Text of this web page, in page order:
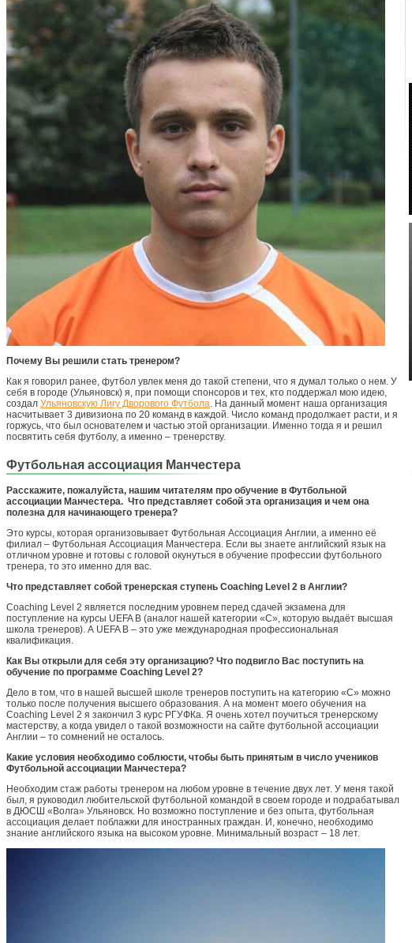
Почему Вы решили стать тренером?
Как я говорил ранее, футбол увлек меня до такой степени, что я думал только о нем. У
себя в городе (Ульяновск) я, при помощи спонсоров и тех, кто поддержал мою идею,
создал Ульяновскую Лигу Дворового Футбола. На данный момент наша организация
насчитывает 3 дивизиона по 20 команд в каждой. Число команд продолжает расти, и я
горжусь, что был основателем и частью этой организации. Именно тогда я и решил
посвятить себя футболу, а именно – тренерству.
Футбольная ассоциация Манчестера
Расскажите, пожалуйста, нашим читателям про обучение в Футбольной
ассоциации Манчестера. Что представляет собой эта организация и чем она
полезна для начинающего тренера?
Это курсы, которая организовывает Футбольная Ассоциация Англии, а именно её
филиал – Футбольная Ассоциация Манчестера. Если вы знаете английский язык на
отличном уровне и готовы с головой окунуться в обучение профессии футбольного
тренера, то это именно для вас.
Что представляет собой тренерская ступень Coaching Level 2 в Англии?
Coaching Level 2 является последним уровнем перед сдачей экзамена для
поступление на курсы UEFA B (аналог нашей категории «C», которую выдаёт высшая
школа тренеров). А UEFA B – это уже международная профессиональная
квалификация.
Как Вы открыли для себя эту организацию? Что подвигло Вас поступить на
обучение по программе Coaching Level 2?
Дело в том, что в нашей высшей школе тренеров поступить на категорию «C» можно
только после получения высшего образования. А на момент моего обучения на
Coaching Level 2 я закончил 3 курс РГУФКа. Я очень хотел поучиться тренерскому
мастерству, а когда увидел о такой возможности на сайте футбольной ассоциации
Англии – то сомнений не осталось.
Какие условия необходимо соблюсти, чтобы быть принятым в число учеников
Футбольной ассоциации Манчестера?
Необходим стаж работы тренером на любом уровне в течение двух лет. У меня такой
был, я руководил любительской футбольной командой в cвоем городе и подрабатывал
в ДЮСШ «Волга» Ульяновск. Но возможно поступление и без опыта, футбольная
ассоциация делает поблажки для иностранных граждан. И, конечно, необходимо
знание английского языка на высоком уровне. Минимальный возраст – 18 лет.